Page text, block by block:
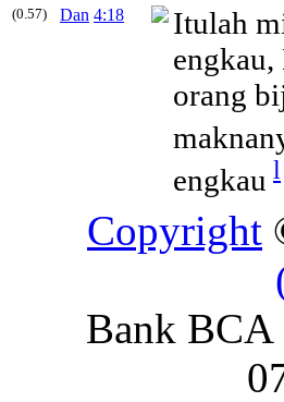
(0.57) Dan 4:18
Itulah
engkau,
orang
engkau l
Copyright
Bank BCA